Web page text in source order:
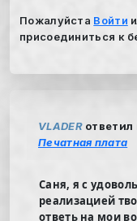
Пожалуйста Войти
присоединиться к
VLADERответил
Печатная плата
Саня, я с
реализацией
ответь на мои